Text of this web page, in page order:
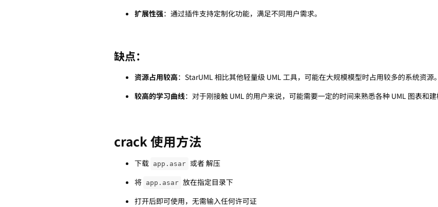
扩展性强：通过插件支持定制化功能，满足不同用户需求。
缺点：
资源占用较高：StarUML 相比其他轻量级 UML 工具，可能在大规模模型时占用较多的系统资源。
较高的学习曲线：对于刚接触 UML 的用户来说，可能需要一定的时间来熟悉各种 UML 图表和建
crack 使用方法
下载 app.asar 或者 解压
将 app.asar 放在指定目录下
打开后即可使用，无需输入任何许可证